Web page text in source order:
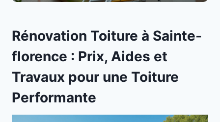
Rénovation Toiture à Sainte-
florence : Prix, Aides et
Travaux pour une Toiture
Performante